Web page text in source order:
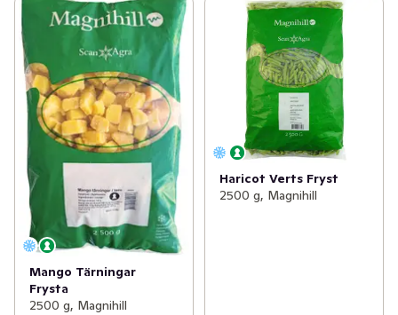
Mango Tärningar
Frysta
2500 g, Magnihill
Haricot Verts Fryst
2500 g, Magnihill